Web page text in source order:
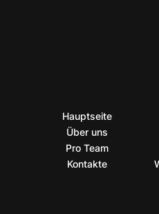
Hauptseite
Über uns
Pro Team
Kontakte